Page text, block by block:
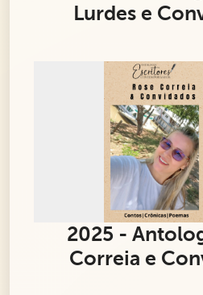
Lurdes e
2025 -
Correia e